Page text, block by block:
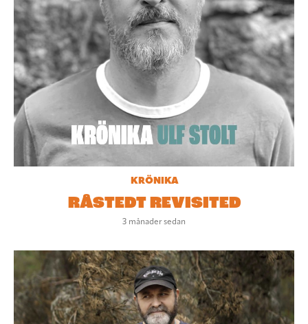
KRÖNIKA
RÅSTEDT REVISITED
3 månader sedan